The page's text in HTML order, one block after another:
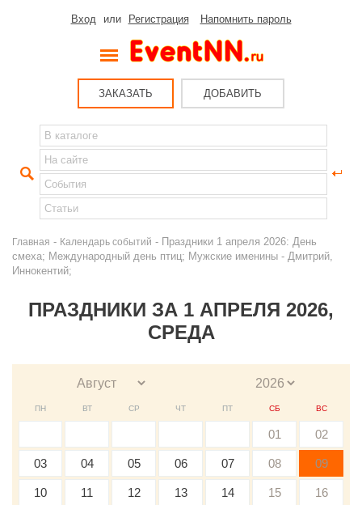
Вход или Регистрация Напомнить пароль
ЗАКАЗАТЬ ДОБАВИТЬ
Главная - Календарь событий - Праздники 1 апреля 2026: День
смеха; Международный день птиц; Мужские именины - Дмитрий,
Иннокентий;
ПРАЗДНИКИ ЗА 1 АПРЕЛЯ 2026,
СРЕДА
ПН ВТ СР ЧТ ПТ СБ ВС
01 02
03 04 05 06 07 08 09
10 11 12 13 14 15 16